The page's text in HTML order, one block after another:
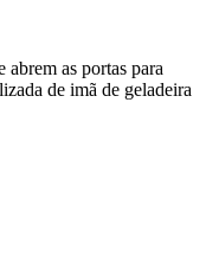
as portas para
de imã de geladeira